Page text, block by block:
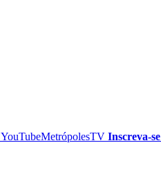
YouTubeMetrópolesTV Inscreva-se